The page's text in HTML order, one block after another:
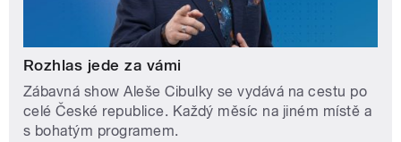
Rozhlas jede za vámi
Zábavná show Aleše Cibulky se vydává na cestu po
celé České republice. Každý měsíc na jiném místě a
s bohatým programem.